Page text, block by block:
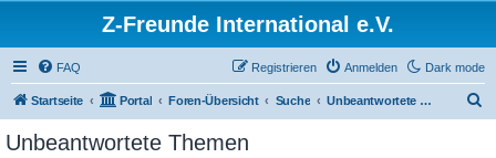
Z-Freunde International e.V.
Dark mode
FAQ Anmelden
Registrieren
Startseite Portal Foren-Übersicht Suche Unbeantwortete Themen
Unbeantwortete Themen